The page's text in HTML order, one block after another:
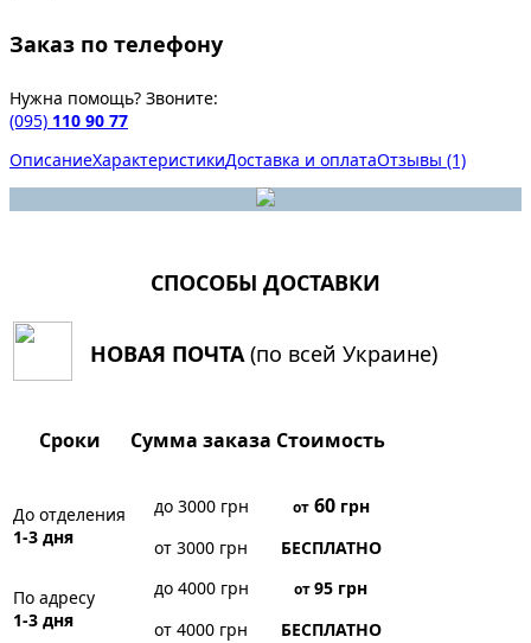
Заказ по телефону
Нужна помощь? Звоните:
(095) 110 90 77
ОписаниеХарактеристикиДоставка и оплатаОтзывы (1)
СПОСОБЫ ДОСТАВКИ
НОВАЯ ПОЧТА(по всей Украине)
Сроки Сумма заказа Стоимость
До отделения
1-3 дня
до 3000 грн от60грн
от 3000 грн
БЕСПЛАТНО
По адресу
1-3 дня
до 4000 грн от95 грн
от 4000 грн
БЕСПЛАТНО